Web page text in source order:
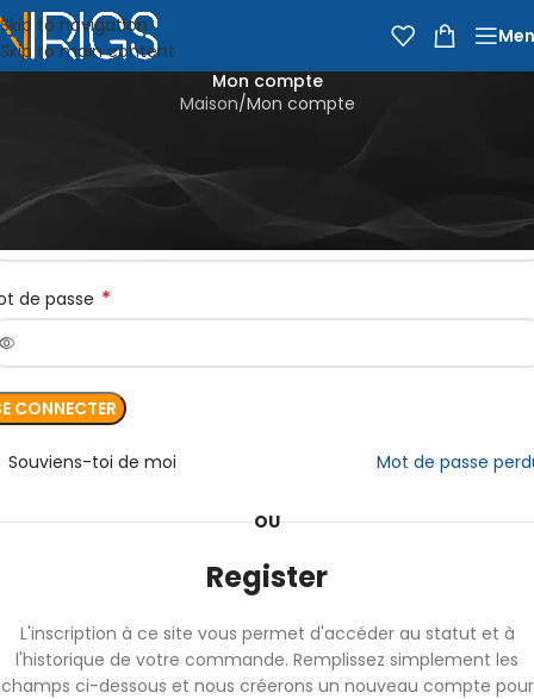
Skip to navigation
Skip to main content
Mon compte
Maison Mon compte
ou e-mail
de passe *
CONNECTER
Mot de passe
Souviens-toi de moi
OU
Register
L'inscription à ce site vous permet d'accéder au statut et à
l'historique de votre commande. Remplissez simplement les
champs ci-dessous et nous créerons un nouveau compte pour